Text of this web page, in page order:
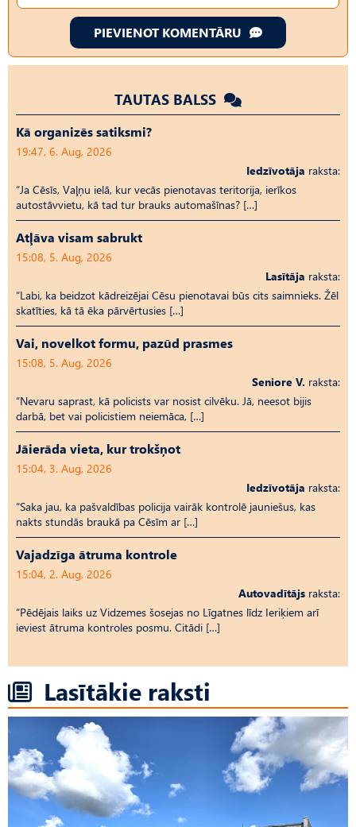
PIEVIENOT KOMENTĀRU
TAUTAS BALSS
Kā organizēs satiksmi?
19:47, 6. Aug, 2026
Iedzīvotāja raksta:
“Ja Cēsīs, Vaļņu ielā, kur vecās pienotavas teritorija, ierīkos
autostāvvietu, kā tad tur brauks automašīnas? […]
Atļāva visam sabrukt
15:08, 5. Aug, 2026
Lasītāja raksta:
“Labi, ka beidzot kādreizējai Cēsu pienotavai būs cits saimnieks. Žēl
skatīties, kā tā ēka pārvērtusies […]
Vai, novelkot formu, pazūd prasmes
15:08, 5. Aug, 2026
Seniore V. raksta:
“Nevaru saprast, kā policists var nosist cilvēku. Jā, neesot bijis
darbā, bet vai policistiem neiemāca, […]
Jāierāda vieta, kur trokšņot
15:04, 3. Aug, 2026
Iedzīvotāja raksta:
“Saka jau, ka pašvaldības policija vairāk kontrolē jauniešus, kas
nakts stundās braukā pa Cēsīm ar […]
Vajadzīga ātruma kontrole
15:04, 2. Aug, 2026
Autovadītājs raksta:
“Pēdējais laiks uz Vid­ze­mes šosejas no Līgatnes līdz Ieriķiem arī
ieviest ātruma kontroles posmu. Citādi […]
Lasītākie raksti